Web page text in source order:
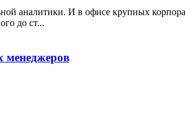
аналитики. И в офисе крупных
до ст...
менеджеров